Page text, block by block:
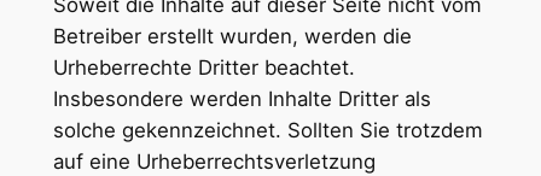
Soweit die Inhalte auf dieser Seite nicht vom
Betreiber erstellt wurden, werden die
Urheberrechte Dritter beachtet.
Insbesondere werden Inhalte Dritter als
solche gekennzeichnet. Sollten Sie trotzdem
auf eine Urheberrechtsverletzung